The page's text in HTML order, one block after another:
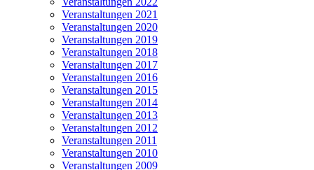
Veranstaltungen 2021
Veranstaltungen 2020
Veranstaltungen 2019
Veranstaltungen 2018
Veranstaltungen 2017
Veranstaltungen 2016
Veranstaltungen 2015
Veranstaltungen 2014
Veranstaltungen 2013
Veranstaltungen 2012
Veranstaltungen 2011
Veranstaltungen 2010
Veranstaltungen 2009